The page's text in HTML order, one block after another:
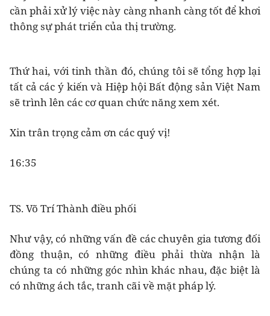
cần phải xử lý việc này càng nhanh càng tốt để khơi
thông sự phát triển của thị trường.
Thứ hai, với tinh thần đó, chúng tôi sẽ tổng hợp lại
tất cả các ý kiến và Hiệp hội Bất động sản Việt Nam
sẽ trình lên các cơ quan chức năng xem xét.
Xin trân trọng cảm ơn các quý vị!
16:35
TS. Võ Trí Thành điều phối
Như vậy, có những vấn đề các chuyên gia tương đối
đồng thuận, có những điều phải thừa nhận là
chúng ta có những góc nhìn khác nhau, đặc biệt là
có những ách tắc, tranh cãi về mặt pháp lý.